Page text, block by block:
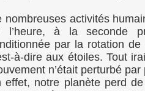
nombreuses activités
l’heure, à la seconde
par la rotation
à-dire aux étoiles. Tout
n’était perturbé
effet, notre planète perd